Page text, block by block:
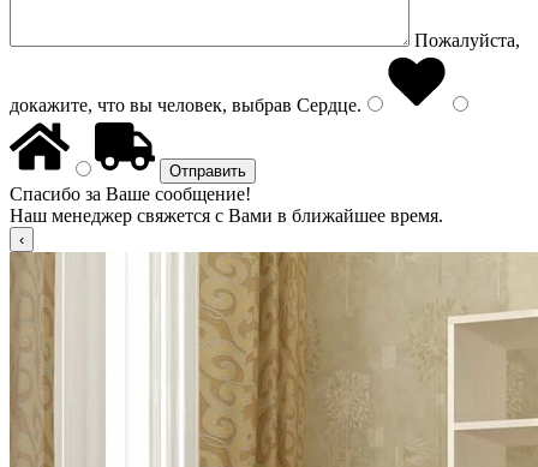
Пожалуйста,
докажите, что вы человек, выбрав Сердце.
Спасибо за Ваше сообщение!
Наш менеджер свяжется с Вами в ближайшее время.